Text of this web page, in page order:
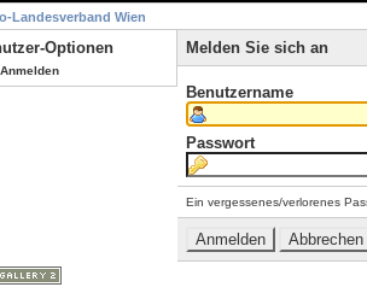
Landesverband Wien
Optionen
Anmelden
Melden Sie sich an
Benutzername
Passwort
Ein vergessenes/verlorenes